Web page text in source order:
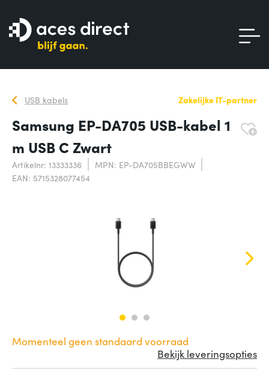
USB kabels Zakelijke IT-partner
Samsung EP-DA705 USB-kabel 1
m USB C Zwart
Artikelnr: 13333336
MPN: EP-DA705BBEGWW
EAN: 5715328077454
Momenteel geen standaard voorraad
Bekijk leveringsopties